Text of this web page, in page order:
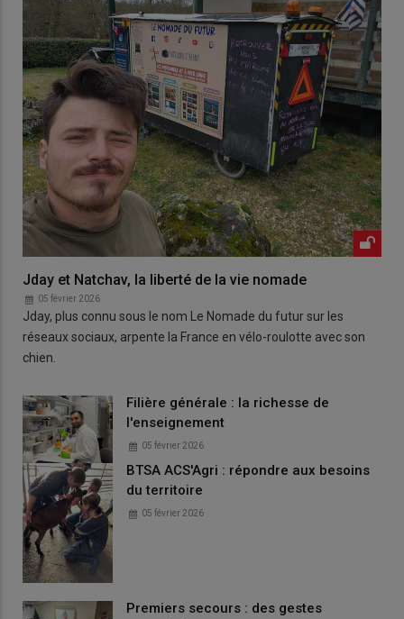
Jday et Natchav, la liberté de la vie nomade
05 février 2026
Jday, plus connu sous le nom Le Nomade du futur sur les
réseaux sociaux, arpente la France en vélo-roulotte avec son
chien.
Filière générale : la richesse de
l'enseignement
05 février 2026
BTSA ACS'Agri : répondre aux besoins
du territoire
05 février 2026
Premiers secours : des gestes